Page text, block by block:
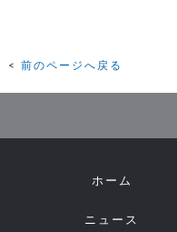
前のページへ戻る
ホーム
ニュース